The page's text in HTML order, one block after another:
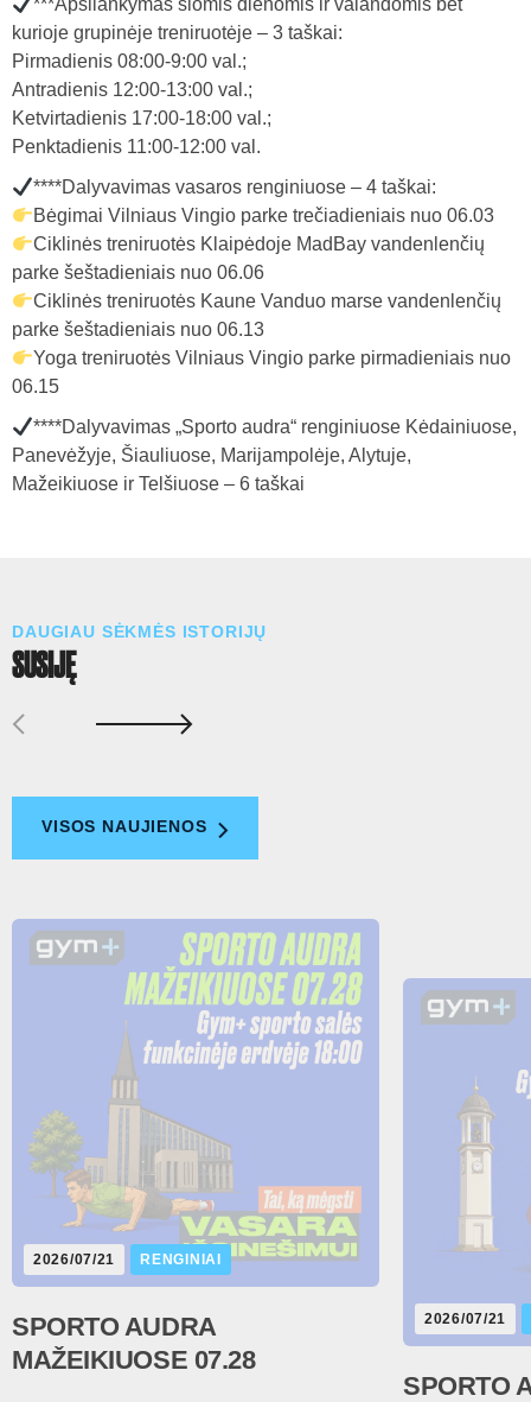
***Apsilankymas šiomis dienomis ir valandomis bet
kurioje grupinėje treniruotėje – 3 taškai:
Pirmadienis 08:00-9:00 val.;
Antradienis 12:00-13:00 val.;
Ketvirtadienis 17:00-18:00 val.;
Penktadienis 11:00-12:00 val.
****Dalyvavimas vasaros renginiuose – 4 taškai:
Bėgimai Vilniaus Vingio parke trečiadieniais nuo 06.03
Ciklinės treniruotės Klaipėdoje MadBay vandenlenčių
parke šeštadieniais nuo 06.06
Ciklinės treniruotės Kaune Vanduo marse vandenlenčių
parke šeštadieniais nuo 06.13
Yoga treniruotės Vilniaus Vingio parke pirmadieniais nuo
06.15
****Dalyvavimas „Sporto audra“ renginiuose Kėdainiuose,
Panevėžyje, Šiauliuose, Marijampolėje, Alytuje,
Mažeikiuose ir Telšiuose – 6 taškai
DAUGIAU SĖKMĖS ISTORIJŲ
SUSIJĘ
VISOS NAUJIENOS
2026/07/21 RENGINIAI
SPORTO AUDRA
MAŽEIKIUOSE 07.28
2026/07/21
SPORTO